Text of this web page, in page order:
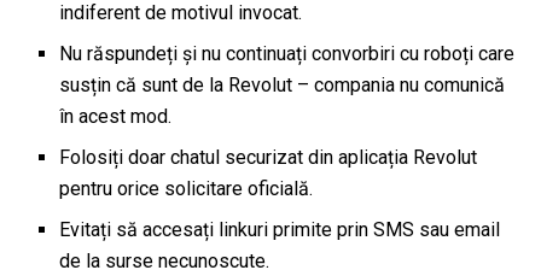
indiferent de motivul invocat.
Nu răspundeți și nu continuați convorbiri cu roboți care
susțin că sunt de la Revolut – compania nu comunică
în acest mod.
Folosiți doar chatul securizat din aplicația Revolut
pentru orice solicitare oficială.
Evitați să accesați linkuri primite prin SMS sau email
de la surse necunoscute.